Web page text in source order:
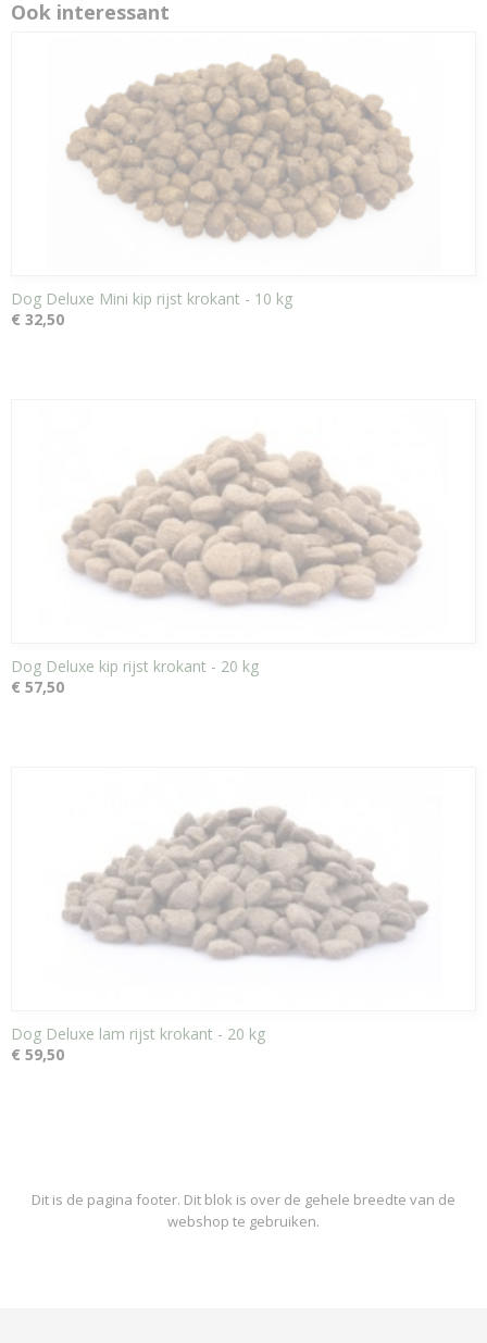
Ook interessant
Dog Deluxe Mini kip rijst krokant - 10 kg
€ 32,50
Dog Deluxe kip rijst krokant - 20 kg
€ 57,50
Dog Deluxe lam rijst krokant - 20 kg
€ 59,50
Dit is de pagina footer. Dit blok is over de gehele breedte van de
webshop te gebruiken.